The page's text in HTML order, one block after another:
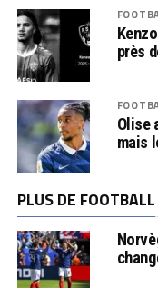
près
Olise
mais
PLUS DE FOOTBALL